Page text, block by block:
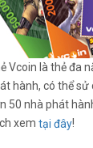
Vcoin là thẻ đa
hành, có thể sử
50 nhà phát
xem tại đây!